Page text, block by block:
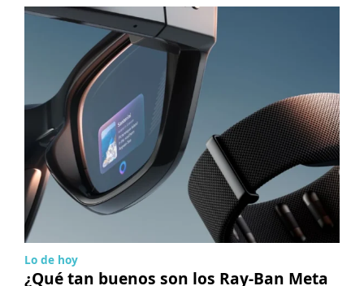
Lo de hoy
¿Qué tan buenos son los Ray-Ban Meta